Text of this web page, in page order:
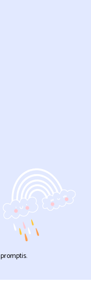
promptis.